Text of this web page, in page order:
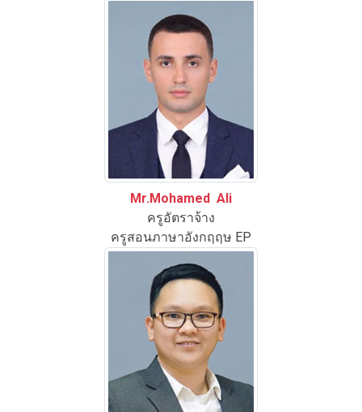
Mr.Mohamed Ali
ครูอัตราจ้าง
ครูสอนภาษาอังกฤฤษ EP